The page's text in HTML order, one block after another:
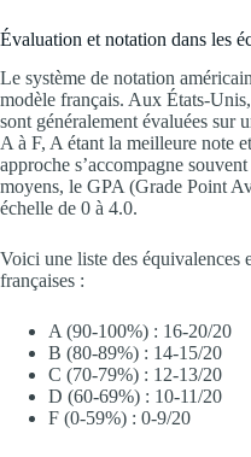
Évaluation et notation dans les
Le système de notation
modèle français. Aux États-
sont généralement évaluées sur
A à F, A étant la meilleure note
approche s’accompagne
moyens, le GPA (Grade Point
échelle de 0 à 4.0.
Voici une liste des équivalences
françaises :
A (90-100%) : 16-20/20
B (80-89%) : 14-15/20
C (70-79%) : 12-13/20
D (60-69%) : 10-11/20
F (0-59%) : 0-9/20